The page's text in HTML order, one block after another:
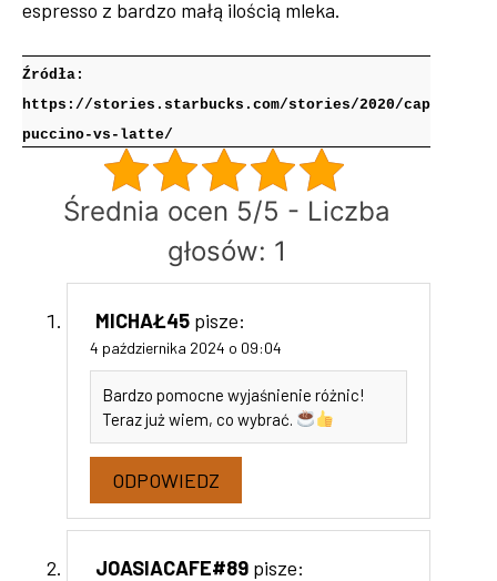
espresso z bardzo małą ilością mleka.
Źródła:
https://stories.starbucks.com/stories/2020/cap
puccino-vs-latte/
Średnia ocen 5/5 - Liczba
głosów: 1
MICHAŁ45 pisze:
4 października 2024 o 09:04
Bardzo pomocne wyjaśnienie różnic!
Teraz już wiem, co wybrać.
ODPOWIEDZ
JOASIACAFE#89 pisze: